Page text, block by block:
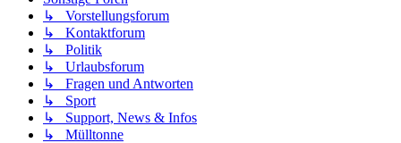
↳ Vorstellungsforum
↳ Kontaktforum
↳ Politik
↳ Urlaubsforum
↳ Fragen und Antworten
↳ Sport
↳ Support, News & Infos
↳ Mülltonne